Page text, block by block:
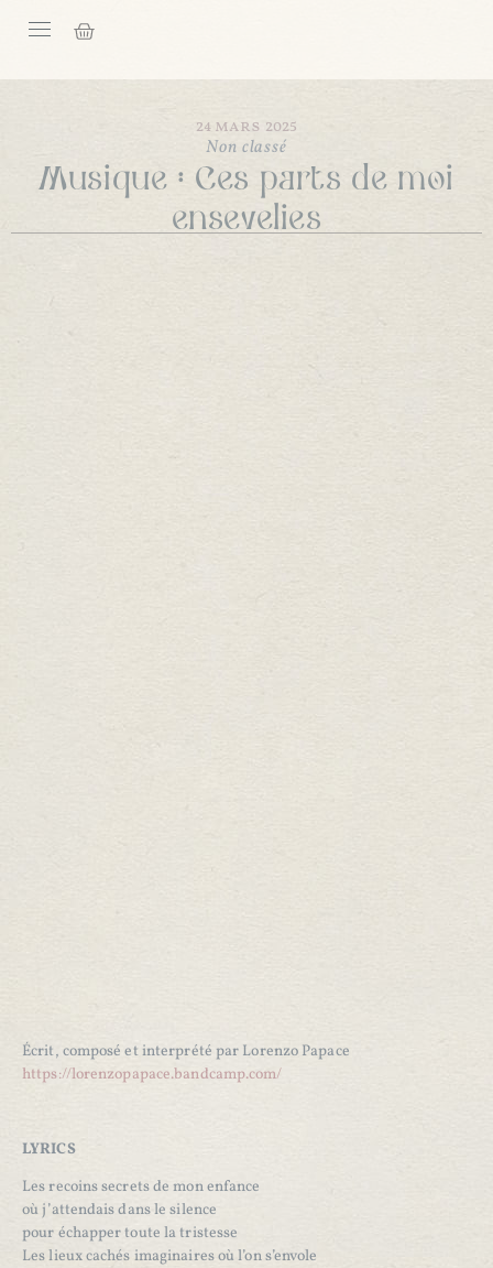
24 mars 2025
Non classé
Musique : Ces parts de moi
ensevelies
Écrit, composé et interprété par Lorenzo Papace
https://lorenzopapace.bandcamp.com/
LYRICS
Les recoins secrets de mon enfance
où j’attendais dans le silence
pour échapper toute la tristesse
Les lieux cachés imaginaires où l’on s’envole